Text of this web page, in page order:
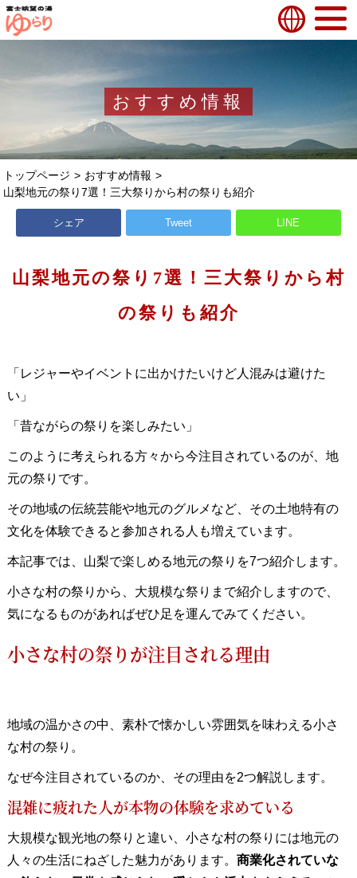
おすすめ情報
トップページ
おすすめ情報
山梨地元の祭り7選！三大祭りから村の祭りも紹介
シェア Tweet LINE
山梨地元の祭り7選！三大祭りから村
の祭りも紹介
「レジャーやイベントに出かけたいけど人混みは避けた
い」
「昔ながらの祭りを楽しみたい」
このように考えられる方々から今注目されているのが、地
元の祭りです。
その地域の伝統芸能や地元のグルメなど、その土地特有の
文化を体験できると参加される人も増えています。
本記事では、山梨で楽しめる地元の祭りを7つ紹介します。
小さな村の祭りから、大規模な祭りまで紹介しますので、
気になるものがあればぜひ足を運んでみてください。
小さな村の祭りが注目される理由
地域の温かさの中、素朴で懐かしい雰囲気を味わえる小さ
な村の祭り。
なぜ今注目されているのか、その理由を2つ解説します。
混雑に疲れた人が本物の体験を求めている
大規模な観光地の祭りと違い、小さな村の祭りには地元の
人々の生活にねざした魅力があります。 商業化されていな